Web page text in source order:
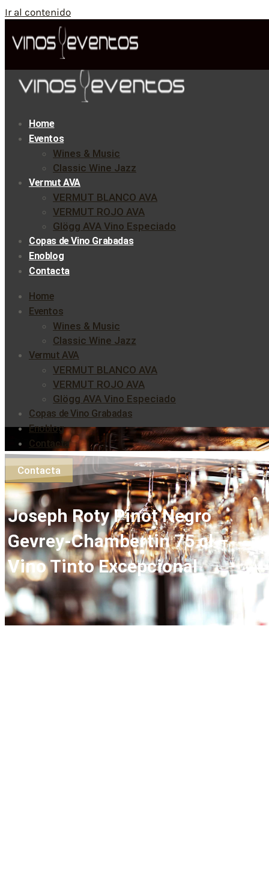
Ir al contenido
Home
Eventos
Wines & Music
Classic Wine Jazz
Vermut AVA
VERMUT BLANCO AVA
VERMUT ROJO AVA
Glögg AVA Vino Especiado
Copas de Vino Grabadas
Enoblog
Contacta
Home
Eventos
Wines & Music
Classic Wine Jazz
Vermut AVA
VERMUT BLANCO AVA
VERMUT ROJO AVA
Glögg AVA Vino Especiado
Copas de Vino Grabadas
Enoblog
Contacta
Contacta
Joseph Roty Pinot Negro
Gevrey-Chambertin 75 cl –
Vino Tinto Excepcional